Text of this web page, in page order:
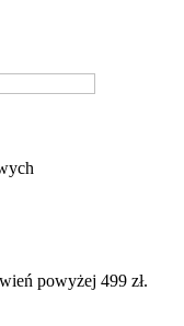
powyżej 499 zł.